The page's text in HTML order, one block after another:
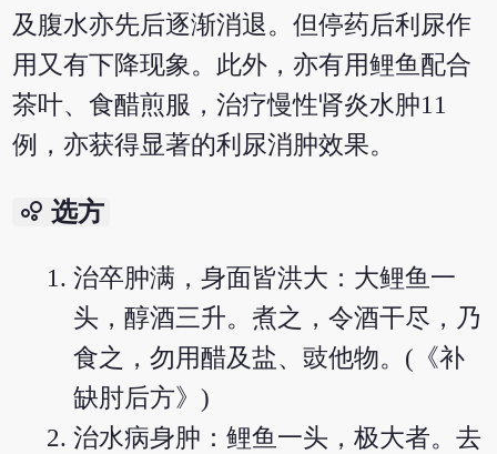
及腹水亦先后逐渐消退。但停药后利尿作
用又有下降现象。此外，亦有用鲤鱼配合
茶叶、食醋煎服，治疗慢性肾炎水肿11
例，亦获得显著的利尿消肿效果。
bubble_chart 选方
治卒肿满，身面皆洪大：大鲤鱼一
头，醇酒三升。煮之，令酒干尽，乃
食之，勿用醋及盐、豉他物。(《补
缺肘后方》)
治水病身肿：鲤鱼一头，极大者。去